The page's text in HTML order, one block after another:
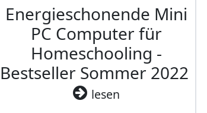
Energieschonende Mini
PC Computer für
Homeschooling -
Bestseller Sommer 2022
lesen